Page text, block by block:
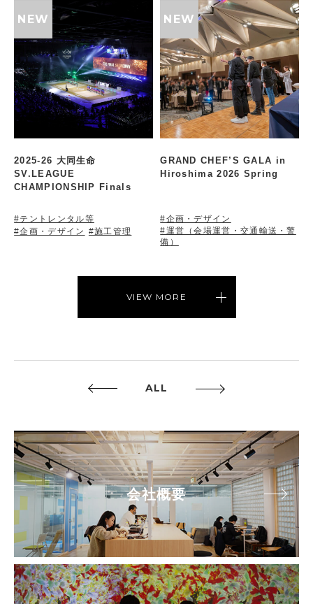
2025-26 大同生命
SV.LEAGUE
CHAMPIONSHIP Finals
#テントレンタル等
#企画・デザイン #施工管理
GRAND CHEF’S GALA in
Hiroshima 2026 Spring
#企画・デザイン
#運営（会場運営・交通輸送・警
備）
VIEW MORE
ALL
会社概要